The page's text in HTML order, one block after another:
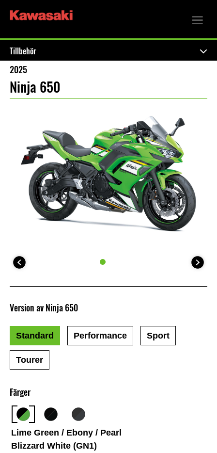
Tillbehör
2025
Ninja 650
Färger
Lime Green / Ebony / Pearl
Blizzard White (GN1)
Version av Ninja 650
Standard Performance Sport
Tourer